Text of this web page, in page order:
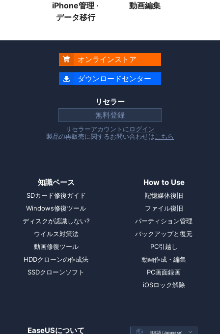
iPhone管理 ·
データ移行
動画編集
 オンラインストア
 ダウンロードセンター
リセラー
無料登録
リセラーアカウントに ログイン
製品の再販売に関するお問い合わせは こちら
知識ベース
SDカード修復ガイド
Windows修復ツール
ディスクが認識しない?
ウイルス対策法
動画修復ツール
HDDクローンの作成法
SSDクローンソフト
How to Use
記憶媒体復旧
ファイル復旧
パーティション管理
バックアップと復元
PC引越し
動画作成・編集
PC画面録画
iOSロック解除
EaseUSについて  日本語 (Japanese) 